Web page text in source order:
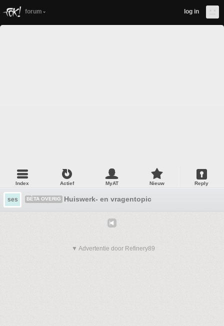
forum log in
Index Actief MyAT Nieuw Reply
ses BÈTA OVERIG Huiswerk- en vragentopic
▼ Advertentie door Refinery89